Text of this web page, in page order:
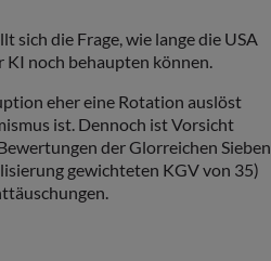
sich die Frage, wie lange die USA
KI noch behaupten können.
eher eine Rotation auslöst
ist. Dennoch ist Vorsicht
der Glorreichen Sieben
gewichteten KGV von 35)